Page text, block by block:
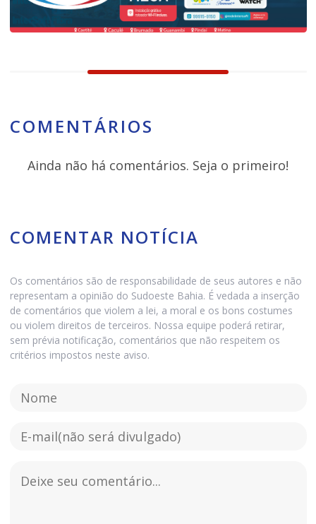
COMENTÁRIOS
Ainda não há comentários. Seja o primeiro!
COMENTAR NOTÍCIA
Os comentários são de responsabilidade de seus autores e não
representam a opinião do Sudoeste Bahia. É vedada a inserção
de comentários que violem a lei, a moral e os bons costumes
ou violem direitos de terceiros. Nossa equipe poderá retirar,
sem prévia notificação, comentários que não respeitem os
critérios impostos neste aviso.